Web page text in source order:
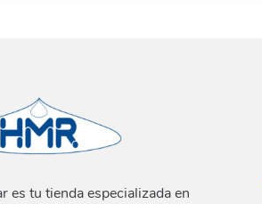
es tu tienda especializada en